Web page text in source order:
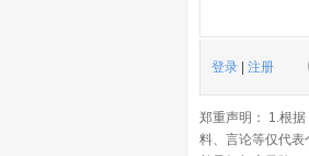
登录 注册
郑重声明： 1.根
料、言论等仅代